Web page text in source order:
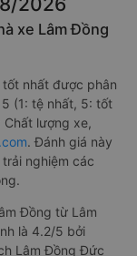
xe Lâm Đồng
nhất được phân
(1: tệ nhất, 5: tốt
lượng xe,
. Đánh giá này
nghiệm các
Đồng từ Lâm
là 4.2/5 bởi
Lâm Đồng Đức